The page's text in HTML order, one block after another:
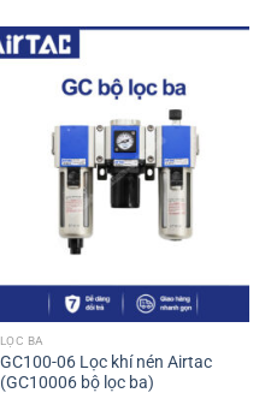
LỌC BA
GC100-06 Lọc khí nén Airtac
(GC10006 bộ lọc ba)